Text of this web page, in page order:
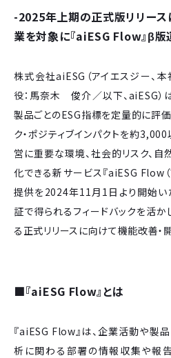
-2025年上期の正式版リリー
業を対象に『aiESG Flow』β
株式会社aiESG（アイエスジー、
役：馬奈木 俊介／以下、aiESG）
製品ごとのESG指標を定量的に評価
ク・ポジティブインパクトを約
営に重要な環境、社会的リスク、
化できる新サービス『aiESG Flow
提供を2024年11月1日より開始い
証で得られるフィードバックを活
る正式リリースに向けて機能改善・
■『aiESG Flow』とは
『aiESG Flow』は、企業活動や製
析に関わる部署の情報収集や報